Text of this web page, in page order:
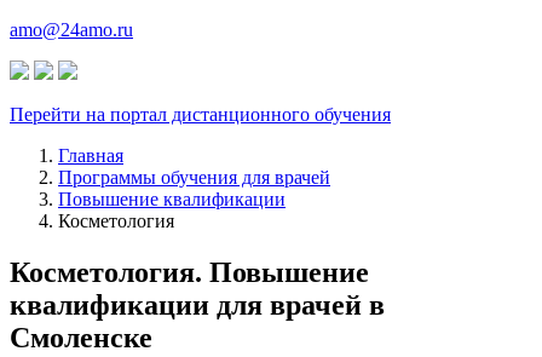
amo@24amo.ru
Перейти на портал дистанционного обучения
Главная
Программы обучения для врачей
Повышение квалификации
Косметология
Косметология. Повышение
квалификации для врачей в
Смоленске